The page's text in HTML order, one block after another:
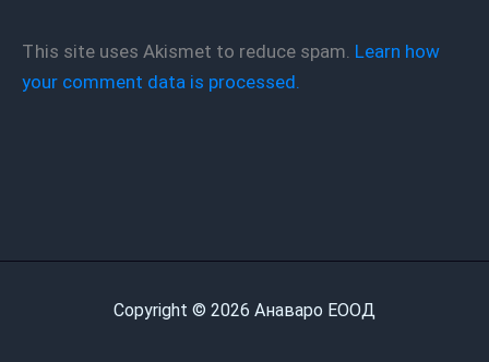
This site uses Akismet to reduce spam. Learn how
your comment data is processed.
Copyright © 2026 Анаваро ЕООД